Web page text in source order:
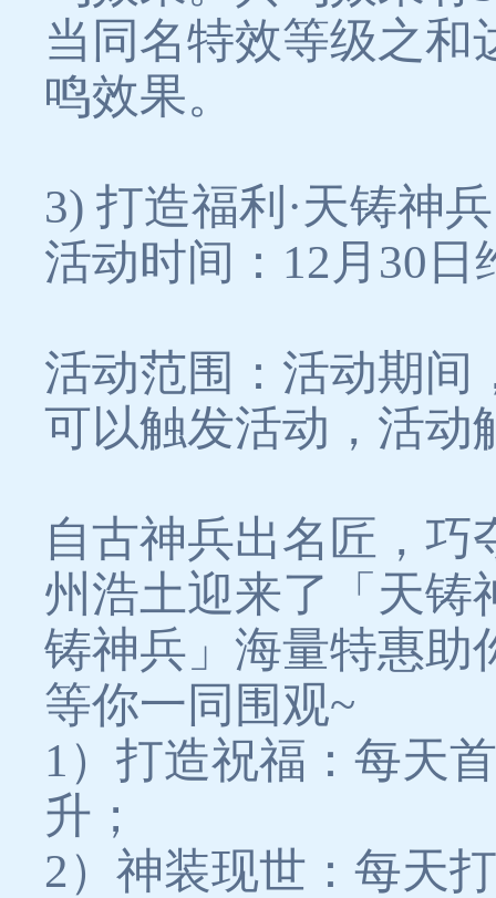
当同名特效等级之和
鸣效果。
3) 打造福利·天铸神兵
活动时间：12月30日
活动范围：活动期间
可以触发活动，活动
自古神兵出名匠，
州浩土迎来了「天铸
铸神兵」海量特惠助
等你一同围观~
1）打造祝福：每天
升；
2）神装现世：每天